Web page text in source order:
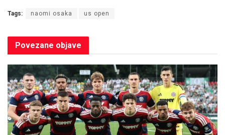
Tags: naomi osaka us open
Povezane objave